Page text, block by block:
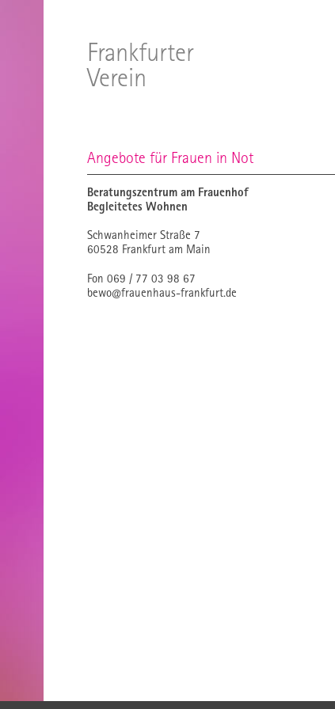
Frankfurter
Verein
Angebote für Frauen in Not
Beratungszentrum am Frauenhof
Begleitetes Wohnen
Schwanheimer Straße 7
60528 Frankfurt am Main
Fon 069 / 77 03 98 67
bewo@frauenhaus-frankfurt.de